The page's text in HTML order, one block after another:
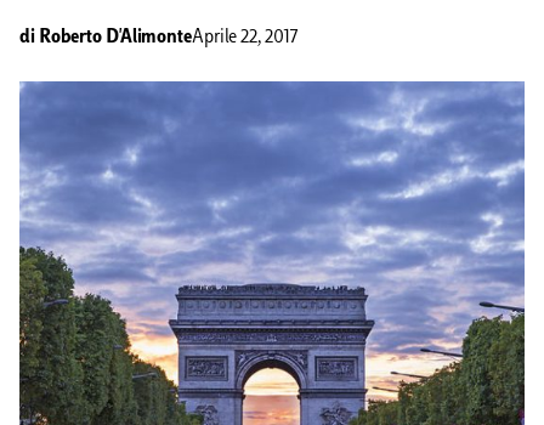
di Roberto D'AlimonteAprile 22, 2017